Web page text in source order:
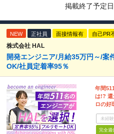
掲載終了予定日
NEW 正社員 面接情報有 自己PR
株式会社 HAL
開発エンジニア/月給35万円～/案
OK/社員定着率95％
年間
は!? 還
ロの好
未経
完全週